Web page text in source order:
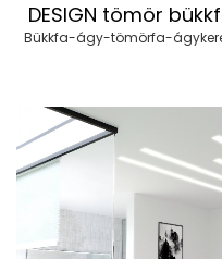
DESIGN tömör
Bükkfa-ágy-tömörfa-